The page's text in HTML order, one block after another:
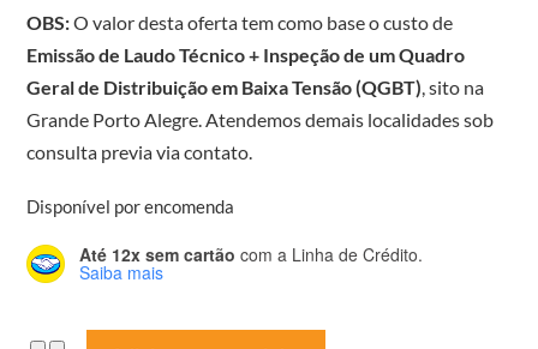
OBS:O valor desta oferta tem como base o custo de
Emissão de Laudo Técnico + Inspeção de um Quadro
Geral de Distribuição em Baixa Tensão (QGBT), sito na
Grande Porto Alegre. Atendemos demais localidades sob
consulta previa via contato.
Disponível por encomenda
Até 12x sem cartão com a Linha de Crédito.
Saiba mais